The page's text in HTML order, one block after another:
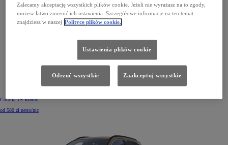
Corolla TS Kombi
od 580 zł netto/mc
Zalecamy akceptację wszystkich plików cookie. Jeżeli nie wyrażasz na to zgody,
możesz łatwo zmienić ich ustawienia. Szczegółowe informacje na ten temat
znajdziesz w naszej Polityce plików cookie.
Ustawienia plików cookie
Odrzuć wszystkie Zaakceptuj wszystkie